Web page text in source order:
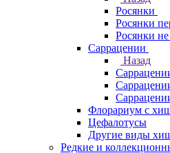
Росянки
Росянки
Росянки
Саррацении
Назад
Флорариум с
Цефалотусы
Другие виды
Редкие и